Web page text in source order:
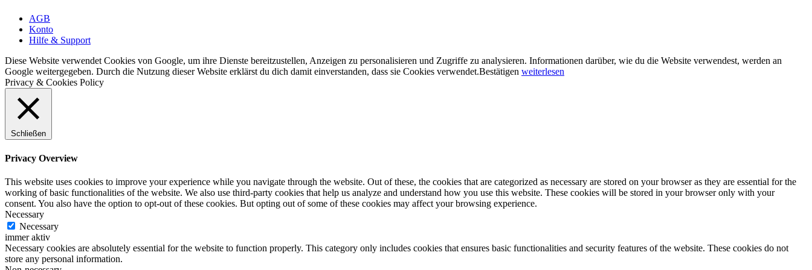
AGB
Konto
Hilfe & Support
Diese Website verwendet Cookies von Google, um ihre Dienste bereitzustellen, Anzeigen zu personalisieren und Zugriffe zu analysieren. Informationen darüber, wie du die Website verwendest, werden an
Google weitergegeben. Durch die Nutzung dieser Website erklärst du dich damit einverstanden, dass sie Cookies verwendet.Bestätigen weiterlesen
Privacy & Cookies Policy
Schließen
Privacy Overview
This website uses cookies to improve your experience while you navigate through the website. Out of these, the cookies that are categorized as necessary are stored on your browser as they are essential for the
working of basic functionalities of the website. We also use third-party cookies that help us analyze and understand how you use this website. These cookies will be stored in your browser only with your
consent. You also have the option to opt-out of these cookies. But opting out of some of these cookies may affect your browsing experience.
Necessary
Necessary
immer aktiv
Necessary cookies are absolutely essential for the website to function properly. This category only includes cookies that ensures basic functionalities and security features of the website. These cookies do not
store any personal information.